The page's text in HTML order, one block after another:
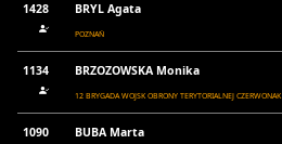
1428 BRYL Agata
POZNAŃ
1134 BRZOZOWSKA Monika
12 BRYGADA WOJSK OBRONY TERYTORIALNEJ CZERWONAK
1090 BUBA Marta